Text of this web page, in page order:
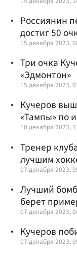
Россиянин
достиг 50
15 декабря 2023,
Три очка
«Эдмонтон»
15 декабря 2023,
Кучеров
«Тампы» по
10 декабря 2023,
Тренер
лучшим
07 декабря 2023,
Лучший
берет
07 декабря 2023,
Кучеров
07 декабря 2023,